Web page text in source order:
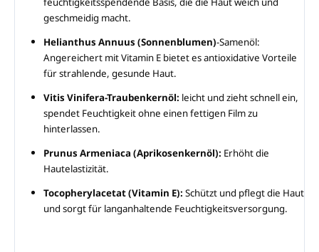
geschmeidig macht.
Helianthus Annuus (Sonnenblumen)-Samenöl:
Angereichert mit Vitamin E bietet es antioxidative Vorteile
für strahlende, gesunde Haut.
Vitis Vinifera-Traubenkernöl: leicht und zieht schnell ein,
spendet Feuchtigkeit ohne einen fettigen Film zu
hinterlassen.
Prunus Armeniaca (Aprikosenkernöl): Erhöht die
Hautelastizität.
Tocopherylacetat (Vitamin E): Schützt und pflegt die Haut
und sorgt für langanhaltende Feuchtigkeitsversorgung.